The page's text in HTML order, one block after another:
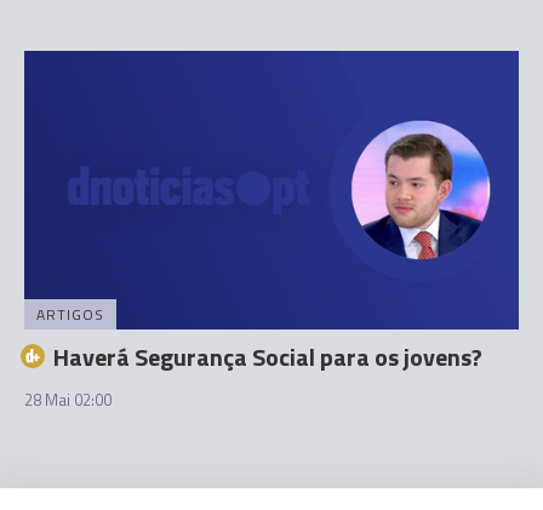
ARTIGOS
Haverá Segurança Social para os jovens?
28 Mai 02:00